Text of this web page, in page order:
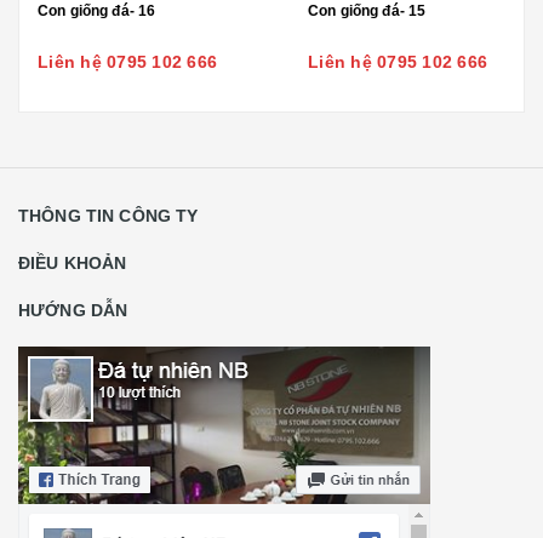
Con giống đá- 16
Liên hệ 0795 102 666
Con giống đá- 15
Liên hệ 0795 102 666
THÔNG TIN CÔNG TY
ĐIỀU KHOẢN
HƯỚNG DẪN